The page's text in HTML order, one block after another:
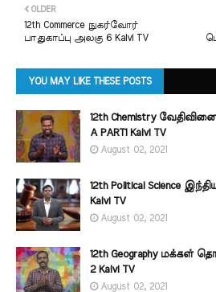
OLDER
12th Commerce நுகர்வோர்
பாதுகாப்பு அலகு 6 Kalvi TV
YOU MAY LIKE THESE POSTS
12th Chemistry
A PART1 Kalvi TV
August 02, 2021
12th Political Science
Kalvi TV
August 02, 2021
12th Geography மக்கள்
2 Kalvi TV
August 02, 2021